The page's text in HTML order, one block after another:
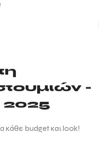
-
κάθε budget και look!